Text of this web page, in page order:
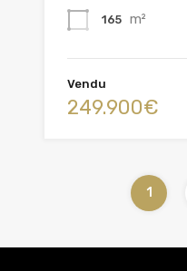
165 m²
Vendu
249.900€
1